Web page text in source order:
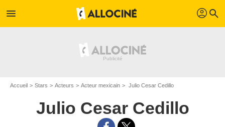
menu profil search
Accueil Stars Acteurs Acteur mexicain Julio Cesar Cedillo
Julio Cesar Cedillo